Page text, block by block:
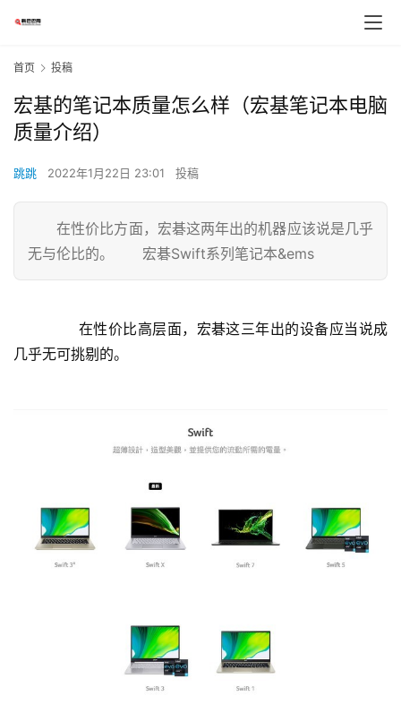
首页 投稿
宏基的笔记本质量怎么样（宏基笔记本电脑
质量介绍）
跳跳 2022年1月22日 23:01 投稿
在性价比方面，宏碁这两年出的机器应该说是几乎
无与伦比的。 宏碁Swift系列笔记本&ems
几乎无可挑剔的。